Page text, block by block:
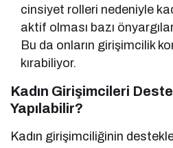
cinsiyet rolleri nedeniyle
aktif olması bazı
Bu da onların girişimcilik
kırabiliyor.
Kadın Girişimcileri
Yapılabilir?
Kadın girişimciliğinin